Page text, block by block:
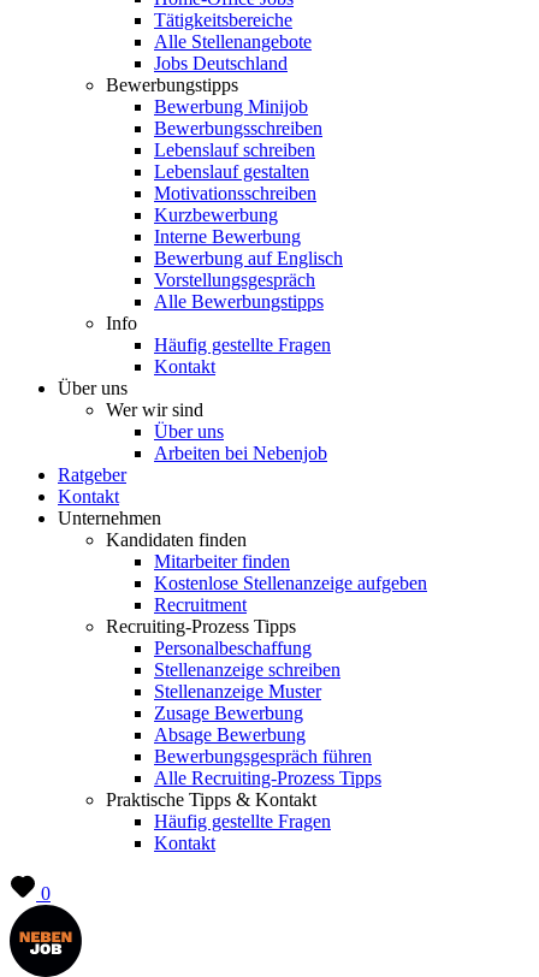
Tätigkeitsbereiche
Alle Stellenangebote
Jobs Deutschland
Bewerbungstipps
Bewerbung Minijob
Bewerbungsschreiben
Lebenslauf schreiben
Lebenslauf gestalten
Motivationsschreiben
Kurzbewerbung
Interne Bewerbung
Bewerbung auf Englisch
Vorstellungsgespräch
Alle Bewerbungstipps
Info
Häufig gestellte Fragen
Kontakt
Über uns
Wer wir sind
Über uns
Arbeiten bei Nebenjob
Ratgeber
Kontakt
Unternehmen
Kandidaten finden
Mitarbeiter finden
Kostenlose Stellenanzeige aufgeben
Recruitment
Recruiting-Prozess Tipps
Personalbeschaffung
Stellenanzeige schreiben
Stellenanzeige Muster
Zusage Bewerbung
Absage Bewerbung
Bewerbungsgespräch führen
Alle Recruiting-Prozess Tipps
Praktische Tipps & Kontakt
Häufig gestellte Fragen
Kontakt
0